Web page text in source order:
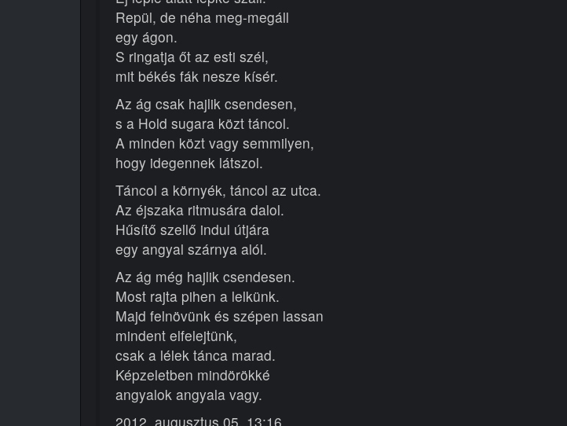
Repül, de néha meg-megáll
egy ágon.
S ringatja őt az esti szél,
mit békés fák nesze kísér.
Az ág csak hajlik csendesen,
s a Hold sugara közt táncol.
A minden közt vagy semmilyen,
hogy idegennek látszol.
Táncol a környék, táncol az utca.
Az éjszaka ritmusára dalol.
Hűsítő szellő indul útjára
egy angyal szárnya alól.
Az ág még hajlik csendesen.
Most rajta pihen a lelkünk.
Majd felnövünk és szépen lassan
mindent elfelejtünk,
csak a lélek tánca marad.
Képzeletben mindörökké
angyalok angyala vagy.
2012. augusztus 05. 13:16